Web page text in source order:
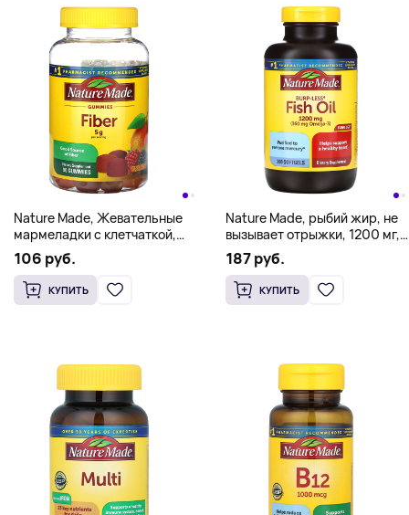
Nature Made, Жевательные
мармеладки с клетчаткой,
апельсин и ягодное ассорти,
90 жевательных
мармеладок (1,6 г в 1
жевательной мармеладке)
106 руб.
КУПИТЬ
Nature Made, рыбий жир, не
вызывает отрыжки, 1200 мг,
200 капсул
187 руб.
КУПИТЬ